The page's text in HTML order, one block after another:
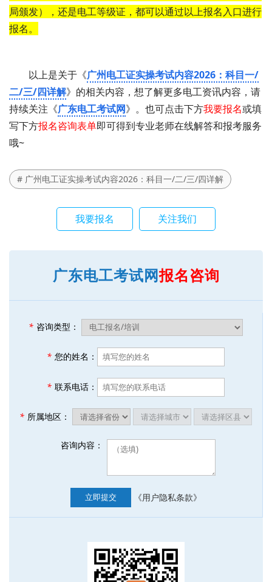
局颁发），还是电工等级证，都可以通过以上报名入口进行
报名。
以上是关于《广州电工证实操考试内容2026：科目一/
二/三/四详解》的相关内容，想了解更多电工资讯内容，请
持续关注《广东电工考试网》。也可点击下方我要报名或填
写下方报名咨询表单即可得到专业老师在线解答和报考服务
哦~
# 广州电工证实操考试内容2026：科目一/二/三/四详解
我要报名 关注我们
广东电工考试网报名咨询
* 咨询类型：
* 您的姓名：
* 联系电话：
* 所属地区：
咨询内容：
立即提交 《用户隐私条款》